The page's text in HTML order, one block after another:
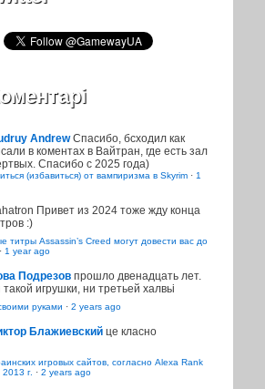
Andrew Спасибо, бсходил как
в коментах в Вайтран, где есть зал
Спасибо с 2025 года)
(избавиться) от вампиризма в Skyrim · 1
Привет из 2024 тоже жду конца
:)
титры Assassin’s Creed могут довести вас до
· 1 year ago
Подрезов прошло двенадцать лет.
такой игрушки, ни третьей халвьі
руками · 2 years ago
Блажиевский це класно
игровых сайтов, согласно Alexa Rank
г. · 2 years ago